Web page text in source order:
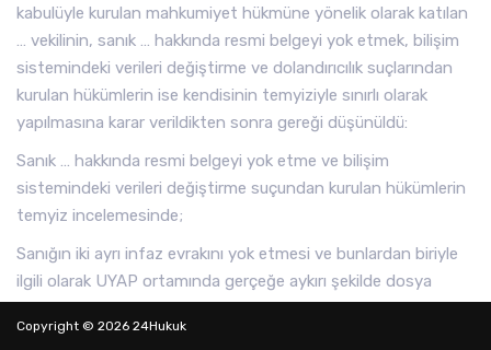
kabulüyle kurulan mahkumiyet hükmüne yönelik olarak katılan
… vekilinin, sanık … hakkında resmi belgeyi yok etmek, bilişim
sistemindeki verileri değiştirme ve dolandırıcılık suçlarından
kurulan hükümlerin ise kendisinin temyiziyle sınırlı olarak
yapılmasına karar verildikten sonra gereği düşünüldü:
Sanık … hakkında resmi belgeyi yok etme ve bilişim
sistemindeki verileri değiştirme suçundan kurulan hükümlerin
temyiz incelemesinde;
Sanığın iki ayrı infaz evrakını yok etmesi ve bunlardan biriyle
ilgili olarak UYAP ortamında gerçeğe aykırı şekilde dosya
kapatma işlemleri gerçekleştirmesi, bilişim sistemindeki
verileri değiştirme suçunun işlenmesi için fiziki evrakın daha
Copyright © 2026 24Hukuk